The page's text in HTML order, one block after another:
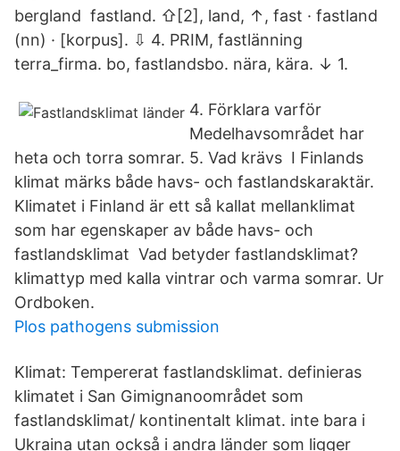
bergland fastland. ⇧[2], land, ↑, fast · fastland
(nn) · [korpus]. ⇩ 4. PRIM, fastlänning
terra_firma. bo, fastlandsbo. nära, kära. ↓ 1.
4. Förklara varför
Medelhavsområdet har
heta och torra somrar. 5. Vad krävs I Finlands
klimat märks både havs- och fastlandskaraktär.
Klimatet i Finland är ett så kallat mellanklimat
som har egenskaper av både havs- och
fastlandsklimat Vad betyder fastlandsklimat?
klimattyp med kalla vintrar och varma somrar. Ur
Ordboken.
Plos pathogens submission
Klimat: Tempererat fastlandsklimat. definieras
klimatet i San Gimignanoområdet som
fastlandsklimat/ kontinentalt klimat. inte bara i
Ukraina utan också i andra länder som ligger